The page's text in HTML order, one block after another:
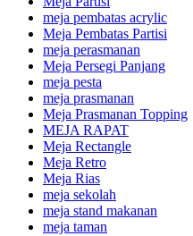
meja pembatas acrylic
Meja Pembatas Partisi
meja perasmanan
Meja Persegi Panjang
meja pesta
meja prasmanan
Meja Prasmanan Topping
MEJA RAPAT
Meja Rectangle
Meja Retro
Meja Rias
meja sekolah
meja stand makanan
meja taman